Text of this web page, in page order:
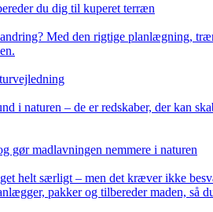
du dig til kuperet terræn
Med den rigtige planlægning,
i naturen – de er redskaber, der kan
gør madlavningen nemmere i naturen
helt særligt – men det kræver ikke
pakker og tilbereder maden, så